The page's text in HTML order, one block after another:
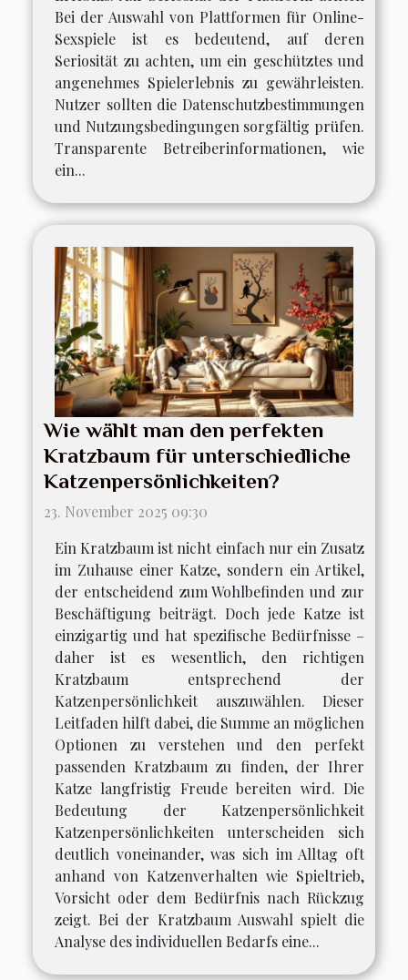
Bei der Auswahl von Plattformen für Online-
Sexspiele ist es bedeutend, auf deren
Seriosität zu achten, um ein geschütztes und
angenehmes Spielerlebnis zu gewährleisten.
Nutzer sollten die Datenschutzbestimmungen
und Nutzungsbedingungen sorgfältig prüfen.
Transparente Betreiberinformationen, wie
ein...
Wie wählt man den perfekten
Kratzbaum für unterschiedliche
Katzenpersönlichkeiten?
23. November 2025 09:30
Ein Kratzbaum ist nicht einfach nur ein Zusatz
im Zuhause einer Katze, sondern ein Artikel,
der entscheidend zum Wohlbefinden und zur
Beschäftigung beiträgt. Doch jede Katze ist
einzigartig und hat spezifische Bedürfnisse –
daher ist es wesentlich, den richtigen
Kratzbaum entsprechend der
Katzenpersönlichkeit auszuwählen. Dieser
Leitfaden hilft dabei, die Summe an möglichen
Optionen zu verstehen und den perfekt
passenden Kratzbaum zu finden, der Ihrer
Katze langfristig Freude bereiten wird. Die
Bedeutung der Katzenpersönlichkeit
Katzenpersönlichkeiten unterscheiden sich
deutlich voneinander, was sich im Alltag oft
anhand von Katzenverhalten wie Spieltrieb,
Vorsicht oder dem Bedürfnis nach Rückzug
zeigt. Bei der Kratzbaum Auswahl spielt die
Analyse des individuellen Bedarfs eine...